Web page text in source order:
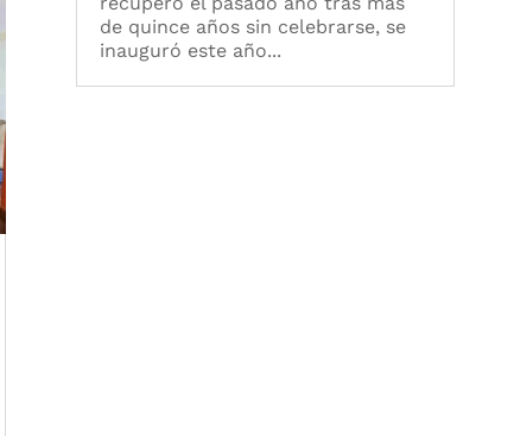
de quince años sin celebrarse, se
inauguró este año...